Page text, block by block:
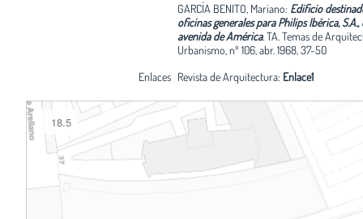
GARCÍA BENITO, Mariano: Edificio
oficinas generales para Philips Ibérica, S.A.,
avenida de América. TA. Temas de
Urbanismo, nº 106, abr. 1968, 37-50
Enlaces Revista de Arquitectura: Enlace1
18.5